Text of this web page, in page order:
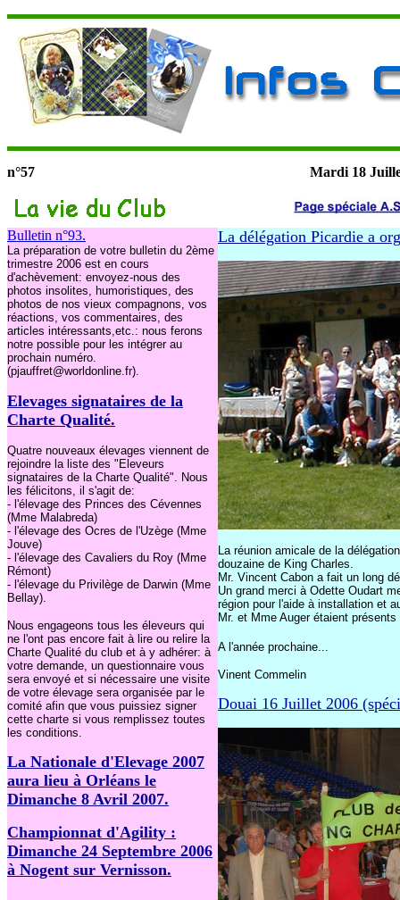
n°57 Mardi 18
Bulletin n°93.
La préparation de votre bulletin du 2ème
trimestre 2006 est en cours
d'achèvement: envoyez-nous des
photos insolites, humoristiques, des
photos de nos vieux compagnons, vos
réactions, vos commentaires, des
articles intéressants,etc.: nous ferons
notre possible pour les intégrer au
prochain numéro.
(pjauffret@worldonline.fr).
Elevages signataires de la
Charte Qualité.
Quatre nouveaux élevages viennent de
rejoindre la liste des "Eleveurs
signataires de la Charte Qualité". Nous
les félicitons, il s'agit de:
- l'élevage des Princes des Cévennes
(Mme Malabreda)
- l'élevage des Ocres de l'Uzège (Mme
Jouve)
- l'élevage des Cavaliers du Roy (Mme
Rémont)
- l'élevage du Privilège de Darwin (Mme
Bellay).
Nous engageons tous les éleveurs qui
ne l'ont pas encore fait à lire ou relire la
Charte Qualité du club et à y adhérer: à
votre demande, un questionnaire vous
sera envoyé et si nécessaire une visite
de votre élevage sera organisée par le
comité afin que vous puissiez signer
cette charte si vous remplissez toutes
les conditions.
La Nationale d'Elevage 2007
aura lieu à Orléans le
Dimanche 8 Avril 2007.
Championnat d'Agility :
Dimanche 24 Septembre 2006
à Nogent sur Vernisson.
La délégation Picardie a
La réunion amicale de la
douzaine de King Charles.
Mr. Vincent Cabon a fait un long
Un grand merci à Odette Oudart
région pour l'aide à installation et
Mr. et Mme Auger étaient
A l'année prochaine...
Vinent Commelin
Douai 16 Juillet 2006